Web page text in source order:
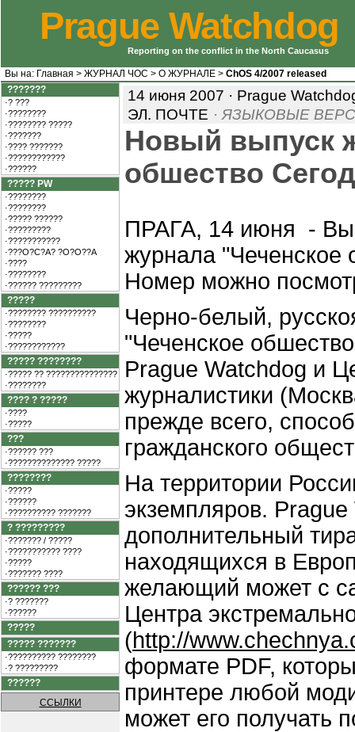
Prague Watchdog
Reporting on the conflict in the North Caucasus
Вы на: Главная > ЖУРНАЛ ЧОС > О ЖУРНАЛЕ > ChOS 4/2007 released
???????
·? ???
·????????
·???????? ?????
·???????
·???? ???????
·????????????
·??????
????? PW
·????????
·????????
·????? ??????
·?????????
·???????????
·???O?C?A? ?O?O??A
·????
·????????
·?????? ?????????
?????
·???????? ??????????
·????????
·?????
·????????????
????? ????????
·????? ?? ???????????????
·????????
???? ? ?????
·????
·?????
???
·?????? ???
·?????????????? ?????
????????
·?????
·??????
·?????????? ???????
? ?????????
·??????? / ?????
·??????????? ????
·?????
·??????? ????
?????? ???
·? ???????
·??????
?????
????? ???????
·?????????? ????????
·? ?????????
??????
ССЫЛКИ
14 июня 2007 · Prague
ЭЛ. ПОЧТЕ · ЯЗЫКОВЫЕ
Новый выпуск
обшество
ПРАГА, 14 июня -
журнала "Чеченское
Номер можно
Черно-белый,
"Чеченское
Prague Watchdog и
журналистики
прежде всего,
гражданского
На территории
экземпляров.
дополнительный
находящихся в
желающий может с
Центра
(http://
формате PDF,
принтере любой
может его получать